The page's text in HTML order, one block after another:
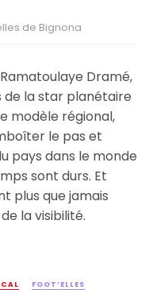
de Bignona
Dramé,
de la star planétaire
modèle régional,
le pas et
pays dans le monde
sont durs. Et
plus que jamais
la visibilité.
FOOT’ELLES